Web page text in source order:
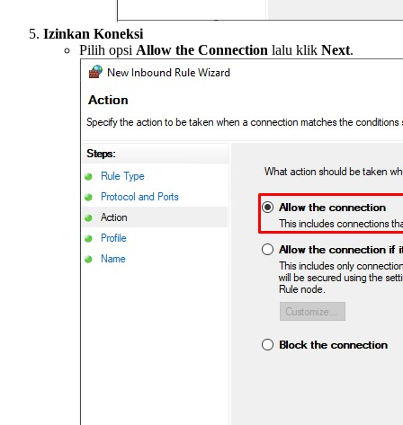
Izinkan Koneksi
Pilih opsi Allow the Connection lalu klik Next.